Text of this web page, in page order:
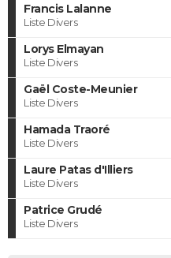
Francis Lalanne
Liste Divers
Lorys Elmayan
Liste Divers
Gaël Coste-Meunier
Liste Divers
Hamada Traoré
Liste Divers
Laure Patas d'Illiers
Liste Divers
Patrice Grudé
Liste Divers